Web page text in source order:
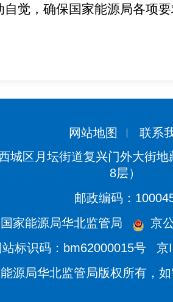
自觉，确保国家能源局各项
网站地图
联系
城区月坛街道复兴门外大街
8层）
邮政编码：
家能源局华北监管局
京
站标识码：bm62000015号
京
源局华北监管局版权所有，